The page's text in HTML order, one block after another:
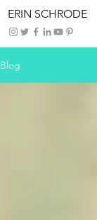
ERIN SCHRODE
Blog